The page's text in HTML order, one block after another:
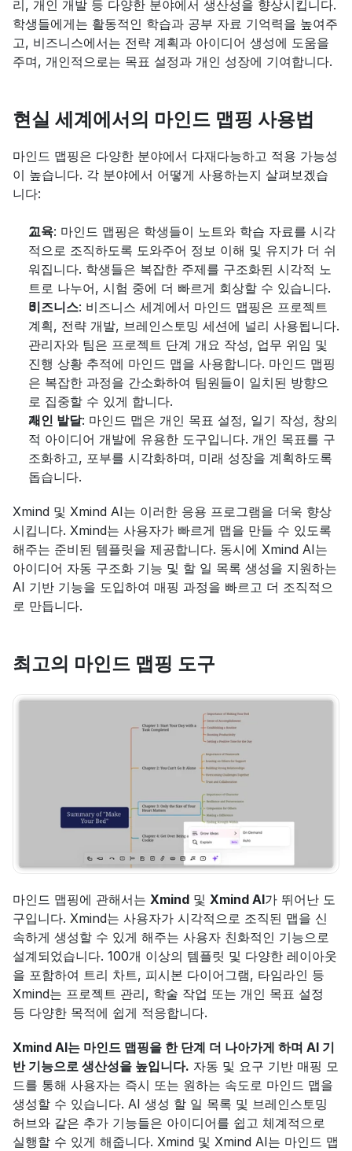
리, 개인 개발 등 다양한 분야에서 생산성을 향상시킵니다.
학생들에게는 활동적인 학습과 공부 자료 기억력을 높여주
고, 비즈니스에서는 전략 계획과 아이디어 생성에 도움을
주며, 개인적으로는 목표 설정과 개인 성장에 기여합니다.
현실 세계에서의 마인드 맵핑 사용법
마인드 맵핑은 다양한 분야에서 다재다능하고 적용 가능성
이 높습니다. 각 분야에서 어떻게 사용하는지 살펴보겠습
니다:
교육: 마인드 맵핑은 학생들이 노트와 학습 자료를 시각
적으로 조직하도록 도와주어 정보 이해 및 유지가 더 쉬
워집니다. 학생들은 복잡한 주제를 구조화된 시각적 노
트로 나누어, 시험 중에 더 빠르게 회상할 수 있습니다.
비즈니스: 비즈니스 세계에서 마인드 맵핑은 프로젝트
계획, 전략 개발, 브레인스토밍 세션에 널리 사용됩니다.
관리자와 팀은 프로젝트 단계 개요 작성, 업무 위임 및
진행 상황 추적에 마인드 맵을 사용합니다. 마인드 맵핑
은 복잡한 과정을 간소화하여 팀원들이 일치된 방향으
로 집중할 수 있게 합니다.
개인 발달: 마인드 맵은 개인 목표 설정, 일기 작성, 창의
적 아이디어 개발에 유용한 도구입니다. 개인 목표를 구
조화하고, 포부를 시각화하며, 미래 성장을 계획하도록
돕습니다.
Xmind 및 Xmind AI는 이러한 응용 프로그램을 더욱 향상
시킵니다. Xmind는 사용자가 빠르게 맵을 만들 수 있도록
해주는 준비된 템플릿을 제공합니다. 동시에 Xmind AI는
아이디어 자동 구조화 기능 및 할 일 목록 생성을 지원하는
AI 기반 기능을 도입하여 매핑 과정을 빠르고 더 조직적으
로 만듭니다.
최고의 마인드 맵핑 도구
마인드 맵핑에 관해서는 Xmind 및 Xmind AI가 뛰어난 도
구입니다. Xmind는 사용자가 시각적으로 조직된 맵을 신
속하게 생성할 수 있게 해주는 사용자 친화적인 기능으로
설계되었습니다. 100개 이상의 템플릿 및 다양한 레이아웃
을 포함하여 트리 차트, 피시본 다이어그램, 타임라인 등
Xmind는 프로젝트 관리, 학술 작업 또는 개인 목표 설정
등 다양한 목적에 쉽게 적응합니다.
Xmind AI는 마인드 맵핑을 한 단계 더 나아가게 하며 AI 기
반 기능으로 생산성을 높입니다. 자동 및 요구 기반 매핑 모
드를 통해 사용자는 즉시 또는 원하는 속도로 마인드 맵을
생성할 수 있습니다. AI 생성 할 일 목록 및 브레인스토밍
허브와 같은 추가 기능들은 아이디어를 쉽고 체계적으로
실행할 수 있게 해줍니다. Xmind 및 Xmind AI는 마인드 맵